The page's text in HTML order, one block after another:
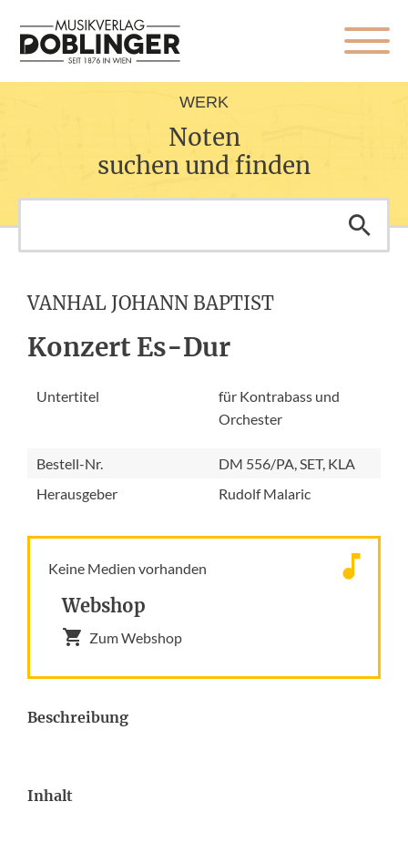
WERK
Noten
suchen und finden
VANHAL JOHANN BAPTIST
Konzert Es-Dur
Untertitel
für Kontrabass und
Orchester
Bestell-Nr.
DM 556/PA, SET, KLA
Herausgeber
Rudolf Malaric
Keine Medien vorhanden
Webshop
Zum Webshop
Beschreibung
Inhalt